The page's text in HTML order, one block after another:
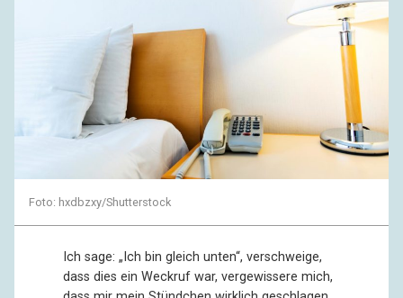
Foto: hxdbzxy/Shutterstock
Ich sage: „Ich bin gleich unten“, verschweige,
dass dies ein Weckruf war, vergewissere mich,